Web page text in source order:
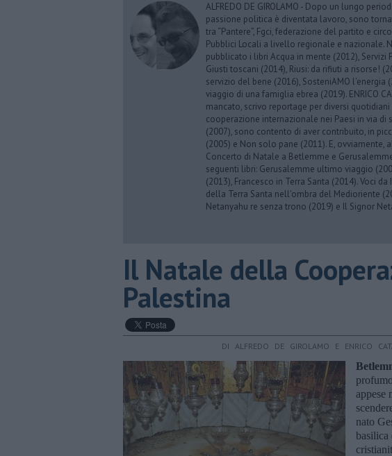
ALFREDO DE GIROLAMO - Dopo un lungo
passione politica è diventata lavoro, sono
tra “Pantere”, Fgci, federazione del partito e
Pubblici Locali a livello regionale e nazionale.
pubblicato i libri Acqua in mente (2012), Servizi
Giusti toscani (2014), Riusi: da rifiuti a risorse!
servizio del bene (2016), SosteniAMO l'energia
viaggio di una famiglia ebrea (2019). ENRICO
mancato, scrivo reportage per diversi
cooperazione internazionale nei Paesi in via
(2007), sono contento di aver contribuito, in
(2005) e Non solo pane (2011). E,
Concerto di Natale a Betlemme e
seguenti libri: Gerusalemme ultimo viaggio
(2013), Francesco in Terra Santa (2014). Voci
della Terra Santa nell'ombra del Medioriente
Netanyahu re senza trono (2019) e Il Signor
Il Natale della
Palestina
DI ALFREDO DE GIROLAMO E ENRICO
appese
nato
basilica